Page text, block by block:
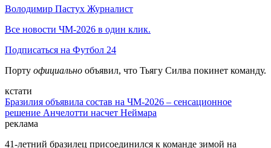
Володимир Пастух Журналист
Все новости ЧМ-2026 в один клик.
Подписаться на Футбол 24
Порту официально объявил, что Тьягу Силва покинет команду.
кстати
Бразилия объявила состав на ЧМ-2026 – сенсационное
решение Анчелотти насчет Неймара
реклама
41-летний бразилец присоединился к команде зимой на